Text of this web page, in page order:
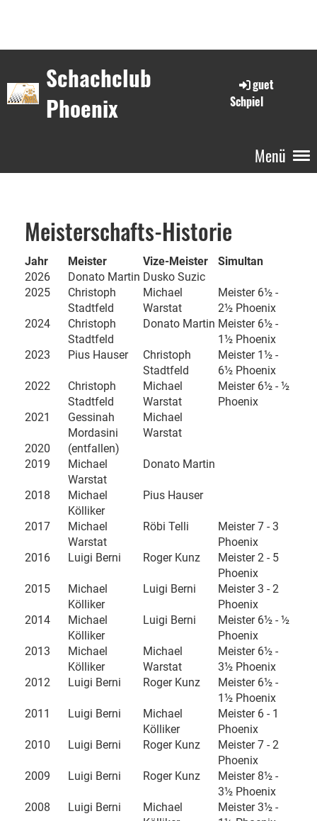
Schachclub
Phoenix
guet
Schpiel
Menü
Meisterschafts-Historie
Jahr Meister Vize-Meister
Simultan
2026
Donato Martin Dusko Suzic
2025
Christoph
Stadtfeld
Michael
Warstat
Meister 6½ -
2½ Phoenix
2024
Christoph
Stadtfeld
Donato Martin Meister 6½ -
1½ Phoenix
2023
Pius Hauser
Christoph
Stadtfeld
Meister 1½ -
6½ Phoenix
2022
Christoph
Stadtfeld
Michael
Warstat
Meister 6½ - ½
Phoenix
2021
Gessinah
Mordasini
Michael
Warstat
2020
(entfallen)
2019
Michael
Warstat
Donato Martin
2018
Michael
Kölliker
Pius Hauser
2017
Michael
Warstat
Röbi Telli
Meister 7 - 3
Phoenix
2016
Luigi Berni Roger Kunz
Meister 2 - 5
Phoenix
2015
Michael
Kölliker
Luigi Berni
Meister 3 - 2
Phoenix
2014
Michael
Kölliker
Luigi Berni
Meister 6½ - ½
Phoenix
2013
Michael
Kölliker
Michael
Warstat
Meister 6½ -
3½ Phoenix
2012
Luigi Berni Roger Kunz
Meister 6½ -
1½ Phoenix
2011
Luigi Berni
Michael
Kölliker
Meister 6 - 1
Phoenix
2010
Luigi Berni Roger Kunz
Meister 7 - 2
Phoenix
2009
Luigi Berni Roger Kunz
Meister 8½ -
3½ Phoenix
2008
Luigi Berni
Michael
Meister 3½ -